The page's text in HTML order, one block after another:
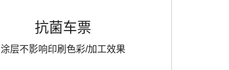
抗菌车票
涂层不影响印刷色彩/加工效果